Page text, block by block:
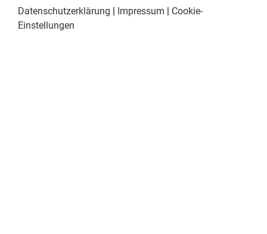
Datenschutzerklärung | Impressum | Cookie-
Einstellungen